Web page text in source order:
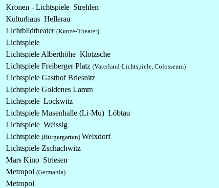
Kronen - Lichtspiele Strehlen
Kulturhaus Hellerau
Lichtbildtheater (Kunze-Theater)
Lichtspiele
Lichtspiele Alberthöhe Klotzsche
Lichtspiele Freiberger Platz (Vaterland-Lichtspiele, Colosseum)
Lichtspiele Gasthof Briesnitz
Lichtspiele Goldenes Lamm
Lichtspiele Lockwitz
Lichtspiele Musenhalle (Li-Mu) Löbtau
Lichtspiele Weissig
Lichtspiele (Bürgergarten) Weixdorf
Lichtspiele Zschachwitz
Mars Kino Striesen
Metropol (Germania)
Metropol